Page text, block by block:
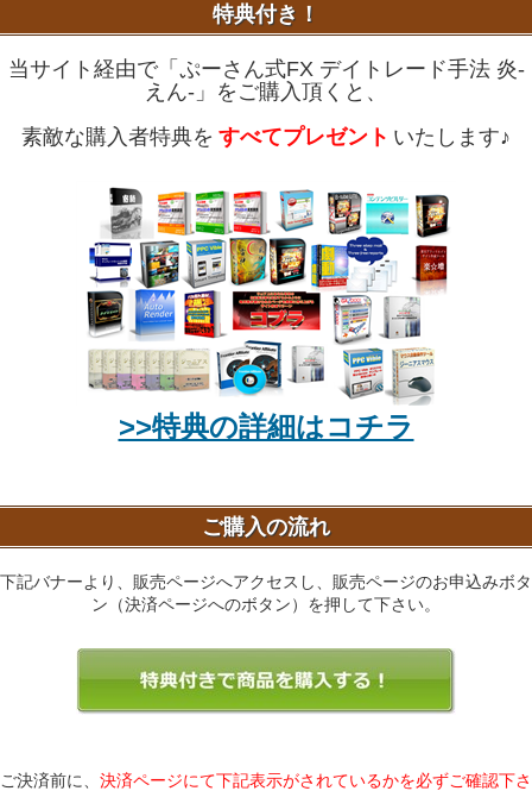
特典付き！
当サイト経由で「ぷーさん式FX デイトレード手法 炎-
えん-」をご購入頂くと、
素敵な購入者特典を すべてプレゼント いたします♪
>>特典の詳細はコチラ
ご購入の流れ
下記バナーより、販売ページへアクセスし、販売ページのお申込みボタ
ン（決済ページへのボタン）を押して下さい。
ご決済前に、 決済ページにて下記表示がされているかを必ずご確認下さ